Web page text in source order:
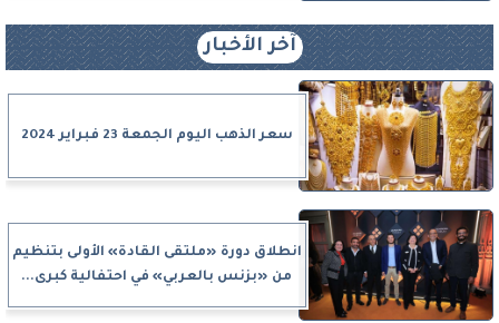
آخر الأخبار
سعر الذهب اليوم الجمعة 23 فبراير 2024
انطلاق دورة «ملتقى القادة» الأولى بتنظيم
من «بزنس بالعربي» في احتفالية كبرى...